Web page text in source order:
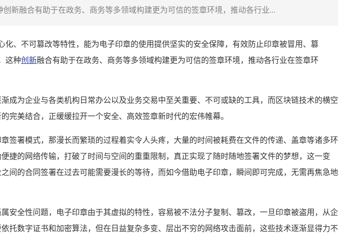
新融合有助于在政务、商务等多领域构建更为可信的签章环境，推动各行业...
、不可篡改等特性，能为电子印章的使用提供坚实的安全保障，有效防止印章被冒用、篡
这种创新融合有助于在政务、商务等多领域构建更为可信的签章环境，推动各行业在签章环
成为企业与各类机构日常办公以及业务交易中至关重要、不可或缺的工具，而区块链技术的横空
完美结合，正缓缓拉开一个安全、高效签章新时代的宏伟帷幕。
签署模式，那漫长而繁琐的过程着实令人头疼，大量的时间被耗费在文件的传递、盖章等诸多环
的网络传输，打破了时间与空间的重重限制，真正实现了随时随地签署文件的梦想，这一变
间的合同签署在过去可能需要漫长的等待，而如今借助电子印章，瞬间即可完成，无需再焦急地
安全性问题，电子印章由于其虚拟的特性，容易被不法分子复制、篡改，一旦印章被盗用，从企
托数字证书和加密算法，但在日益复杂多变、层出不穷的网络攻击面前，这些技术逐渐显得力不